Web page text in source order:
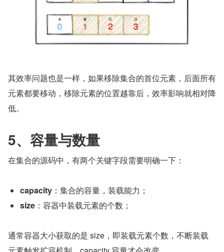
其效率问题也是一样，如果移除集合的首位元素，后面所有
元素都要移动，移除元素的位置越靠后，效率影响就相对降
低。
5、容量与数量
在集合的源码中，有两个关键字段需要明确一下：
capacity ：集合的容量，装载能力；
size ：容器中装载元素的个数；
通常容器大小获取的是 size，即装载元素个数，不断装载